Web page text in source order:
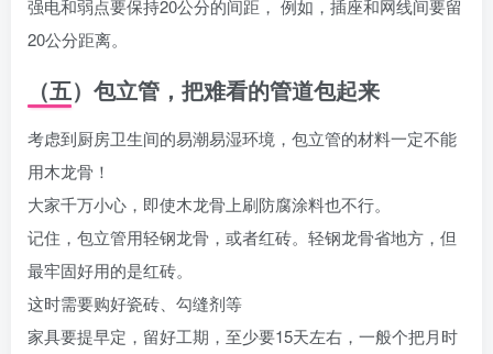
强电和弱点要保持20公分的间距， 例如，插座和网线间要留
20公分距离。
（五）包立管，把难看的管道包起来
考虑到厨房卫生间的易潮易湿环境，包立管的材料一定不能
用木龙骨！
大家千万小心，即使木龙骨上刷防腐涂料也不行。
记住，包立管用轻钢龙骨，或者红砖。轻钢龙骨省地方，但
最牢固好用的是红砖。
这时需要购好瓷砖、勾缝剂等
家具要提早定，留好工期，至少要15天左右，一般个把月时